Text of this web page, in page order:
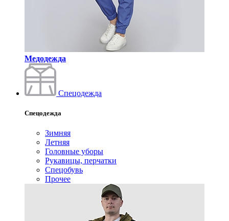
Медодежда
Спецодежда
Спецодежда
Зимняя
Летняя
Головные уборы
Рукавицы, перчатки
Спецобувь
Прочее